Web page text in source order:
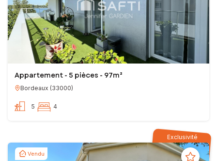
Appartement - 5 pièces - 97m²
Bordeaux (33000)
5 4
Exclusivité
Vendu